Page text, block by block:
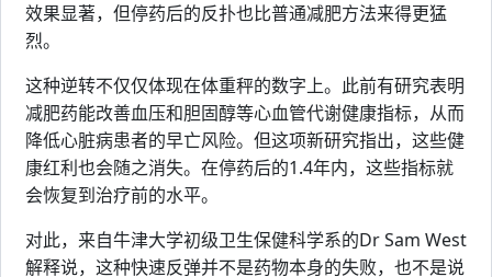
效果显著，但停药后的反扑也比普通减肥方法来得更猛
烈。
这种逆转不仅仅体现在体重秤的数字上。此前有研究表明
减肥药能改善血压和胆固醇等心血管代谢健康指标，从而
降低心脏病患者的早亡风险。但这项新研究指出，这些健
康红利也会随之消失。在停药后的1.4年内，这些指标就
会恢复到治疗前的水平。
对此，来自牛津大学初级卫生保健科学系的Dr Sam West
解释说，这种快速反弹并不是药物本身的失败，也不是说